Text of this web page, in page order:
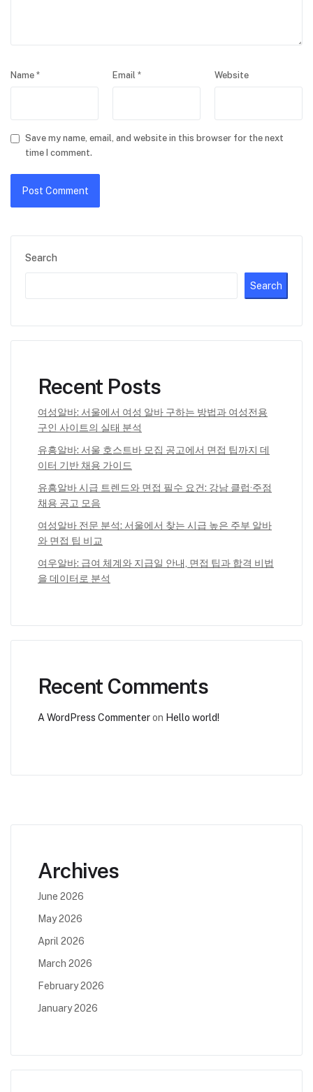
Search
Search
Recent Posts
여성알바: 서울에서 여성 알바 구하는 방법과 여성전용
구인 사이트의 실태 분석
유흥알바: 서울 호스트바 모집 공고에서 면접 팁까지 데
이터 기반 채용 가이드
유흥알바 시급 트렌드와 면접 필수 요건: 강남 클럽·주점
채용 공고 모음
여성알바 전문 분석: 서울에서 찾는 시급 높은 주부 알바
와 면접 팁 비교
여우알바: 급여 체계와 지급일 안내, 면접 팁과 합격 비법
을 데이터로 분석
Recent Comments
A WordPress Commenteron Hello world!
Name * Email * Website
Save my name, email, and website in this browser for the next
time I comment.
Archives
June 2026
May 2026
April 2026
March 2026
February 2026
January 2026